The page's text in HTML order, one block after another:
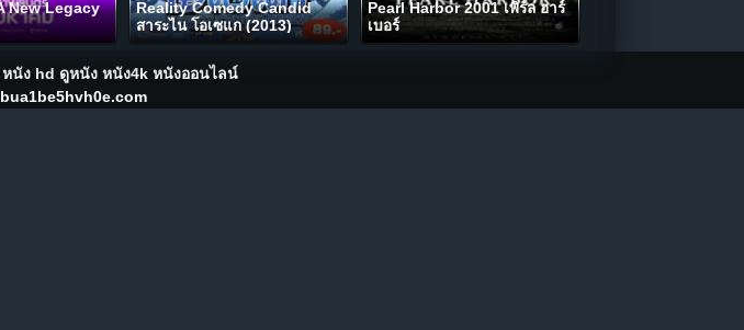
New Legacy
Reality Comedy Candid
สาระไน โอเซแก (2013)
Pearl Harbor 2001 เพิร์ล ฮาร์
เบอร์
นัง hd ดูหนัง หนัง4k หนังออนไลน์